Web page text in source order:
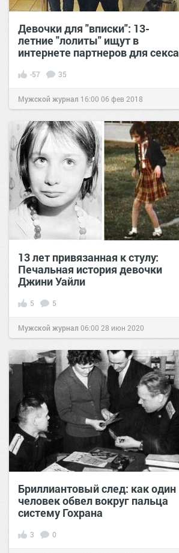
Девочки для "вписки": 13-
летние "лолиты" ищут в
интернете партнеров для секса
-57 35
Мужской журнал 16:00 06 фев 2018
13 лет привязанная к стулу:
Печальная история девочки
Джини Уайли
5 5
Мужской журнал 06:00 28 июн 2020
Бриллиантовый след: как один
человек обвел вокруг пальца
систему Гохрана
3 0